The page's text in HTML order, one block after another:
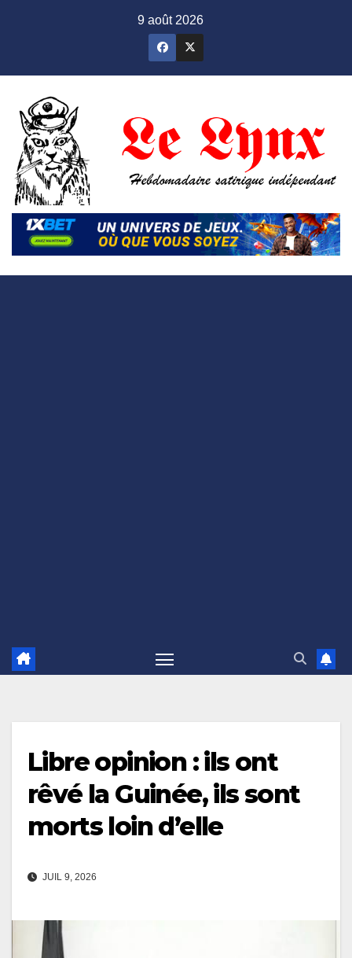
9 août 2026
Libre opinion : ils ont
rêvé la Guinée, ils sont
morts loin d’elle
JUIL 9, 2026